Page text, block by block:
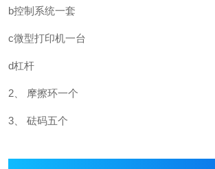
b控制系统一套
c微型打印机一台
d杠杆
2、 摩擦环一个
3、 砝码五个